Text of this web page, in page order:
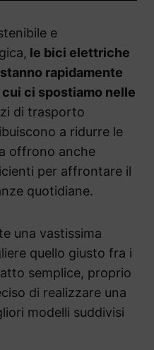
e
le bici elettriche
rapidamente
ci spostiamo nelle
di trasporto
a ridurre le
offrono anche
per affrontare il
quotidiane.
una vastissima
quello giusto fra i
semplice, proprio
di realizzare una
modelli suddivisi